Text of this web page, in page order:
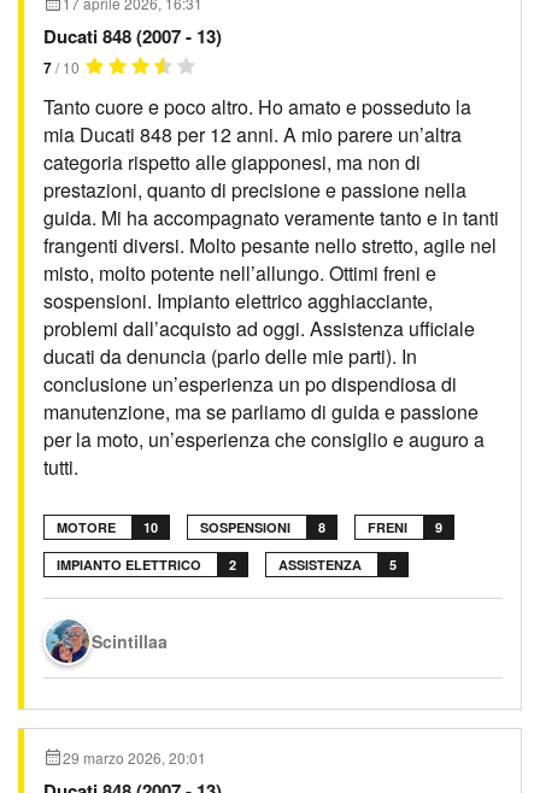
Ducati 848 (2007 - 13)
7/ 10
Tanto cuore e poco altro. Ho amato e posseduto la
mia Ducati 848 per 12 anni. A mio parere un’altra
categoria rispetto alle giapponesi, ma non di
prestazioni, quanto di precisione e passione nella
guida. Mi ha accompagnato veramente tanto e in tanti
frangenti diversi. Molto pesante nello stretto, agile nel
misto, molto potente nell’allungo. Ottimi freni e
sospensioni. Impianto elettrico agghiacciante,
problemi dall’acquisto ad oggi. Assistenza ufficiale
ducati da denuncia (parlo delle mie parti). In
conclusione un’esperienza un po dispendiosa di
manutenzione, ma se parliamo di guida e passione
per la moto, un’esperienza che consiglio e auguro a
tutti.
MOTORE 10 SOSPENSIONI 8 FRENI 9
IMPIANTO ELETTRICO 2 ASSISTENZA 5
Scintillaa
29 marzo 2026, 20:01